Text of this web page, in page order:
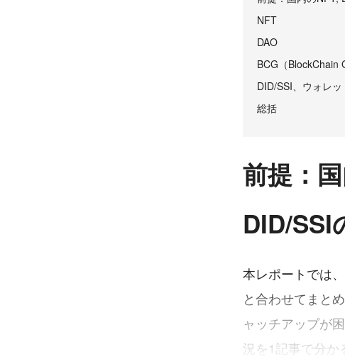
NFT
DAO
BCG（BlockChain
DID/SSI、ウォレ
総括
前提：
DID/SSI
本レポートでは
と合わせてまと
ャッチアップが
況を1記事で分か